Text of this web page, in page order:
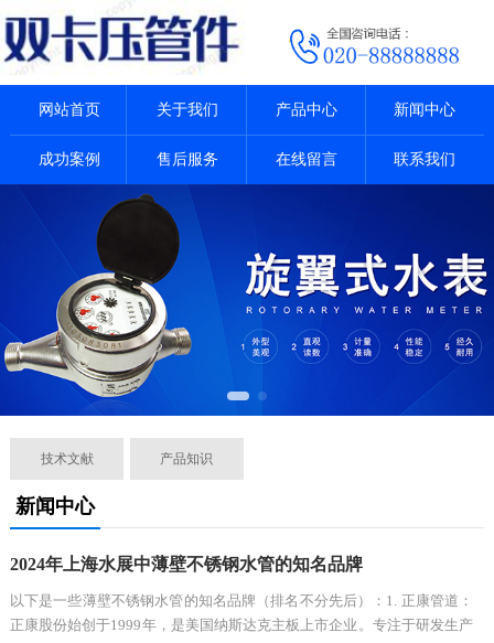
网站首页 关于我们 产品中心 新闻中心
成功案例 售后服务 在线留言 联系我们
技术文献 产品知识
新闻中心
2024年上海水展中薄壁不锈钢水管的知名品牌
以下是一些薄壁不锈钢水管的知名品牌（排名不分先后）：1. 正康管道：
正康股份始创于1999年，是美国纳斯达克主板上市企业。专注于研发生产